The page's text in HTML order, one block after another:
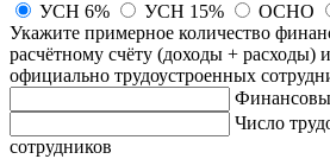
УСН 6%
УСН 15% ОСНО
Укажите примерное количество
расчётному счёту (доходы + расходы)
официально трудоустроенных
Число
сотрудников